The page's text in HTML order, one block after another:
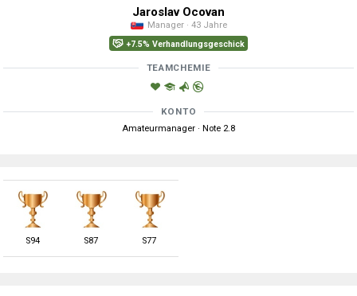
Jaroslav Ocovan
Manager · 43 Jahre
+7.5% Verhandlungsgeschick
TEAMCHEMIE
KONTO
Amateurmanager · Note 2.8
S94 S87 S77